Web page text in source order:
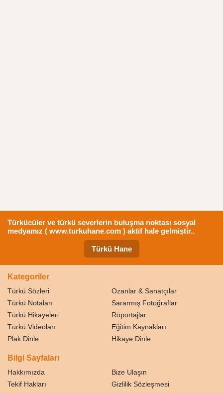
Türkücüler ve türkü severlerin buluşma noktası sosyal
medyamız ( www.turkuhane.com ) aktif hale gelmiştir..
Türkü Hane
Kategoriler
Türkü Sözleri
Ozanlar & Sanatçılar
Türkü Notaları
Sararmış Fotoğraflar
Türkü Hikayeleri
Röportajlar
Türkü Videoları
Eğitim Kaynakları
Plak Dinle
Hikaye Dinle
Bilgi Sayfaları
Hakkımızda
Bize Ulaşın
Tekif Hakları
Gizlilik Sözleşmesi